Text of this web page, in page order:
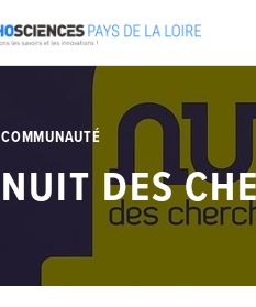
COMMUNAUTÉ
NUIT DES